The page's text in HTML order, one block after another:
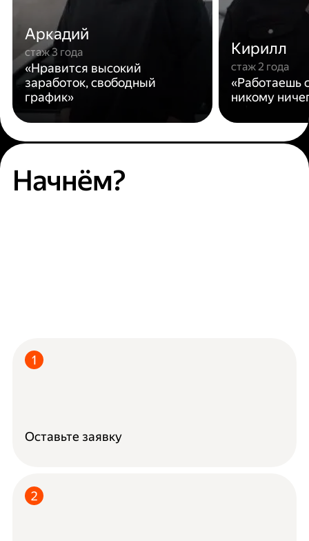
Аркадий
стаж 3 года
«Нравится высокий
заработок, свободный
график»
Кирилл
стаж 2 года
«Работаешь
никому
Начнём?
Оставьте заявку